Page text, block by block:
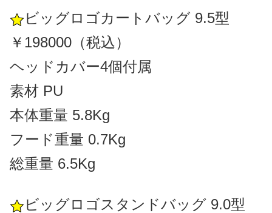
ビッグロゴカートバッグ 9.5型
￥198000（税込）
ヘッドカバー4個付属
素材 PU
本体重量 5.8Kg
フード重量 0.7Kg
総重量 6.5Kg
ビッグロゴスタンドバッグ 9.0型